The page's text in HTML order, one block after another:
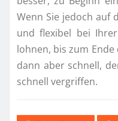
Wenn Sie jedoch auf
und flexibel bei
lohnen, bis zum Ende
dann aber schnell,
schnell vergriffen.